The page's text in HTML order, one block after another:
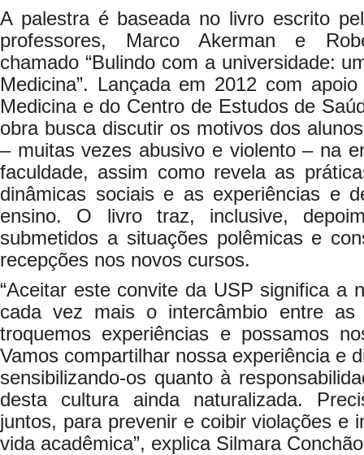
A palestra é baseada no livro escrito
professores, Marco Akerman e
chamado “Bulindo com a universidade:
Medicina”. Lançada em 2012 com
Medicina e do Centro de Estudos de
obra busca discutir os motivos dos
– muitas vezes abusivo e violento – na
faculdade, assim como revela as
dinâmicas sociais e as experiências e
ensino. O livro traz, inclusive,
submetidos a situações polêmicas e
recepções nos novos cursos.
“Aceitar este convite da USP significa a
cada vez mais o intercâmbio entre as
troquemos experiências e possamos
Vamos compartilhar nossa experiência e
sensibilizando-os quanto à
desta cultura ainda naturalizada.
juntos, para prevenir e coibir violações e
vida acadêmica”, explica Silmara